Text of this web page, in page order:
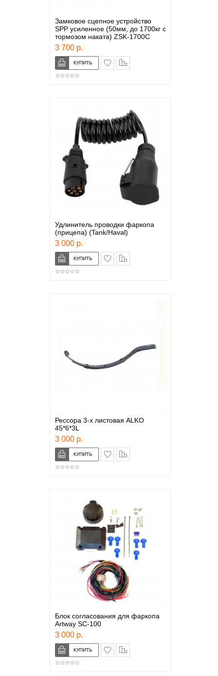
Замковое сцепное устройство
SPP усиленное (50мм, до 1700кг с
тормозом наката) ZSK-1700C
3 700 р.
в закладки
Удлинитель проводки фаркопа
(прицепа) (Tank/Haval)
3 000 р.
в закладки
Рессора 3-х листовая ALKO
45*6*3L
3 000 р.
в закладки
Блок согласования для фаркопа
Artway SC-100
3 000 р.
в закладки